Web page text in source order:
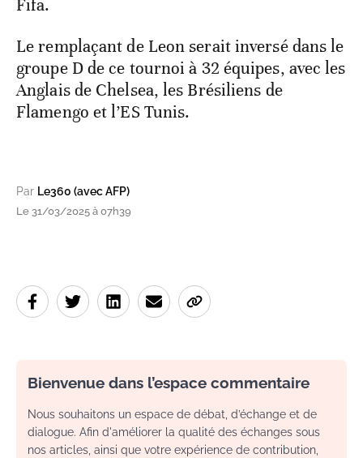
Fifa.
Le remplaçant de Leon serait inversé dans le
groupe D de ce tournoi à 32 équipes, avec les
Anglais de Chelsea, les Brésiliens de
Flamengo et l’ES Tunis.
Par Le360 (avec AFP)
Le 31/03/2025 à 07h39
Bienvenue dans l’espace commentaire
Nous souhaitons un espace de débat, d’échange et de
dialogue. Afin d'améliorer la qualité des échanges sous
nos articles, ainsi que votre expérience de contribution,